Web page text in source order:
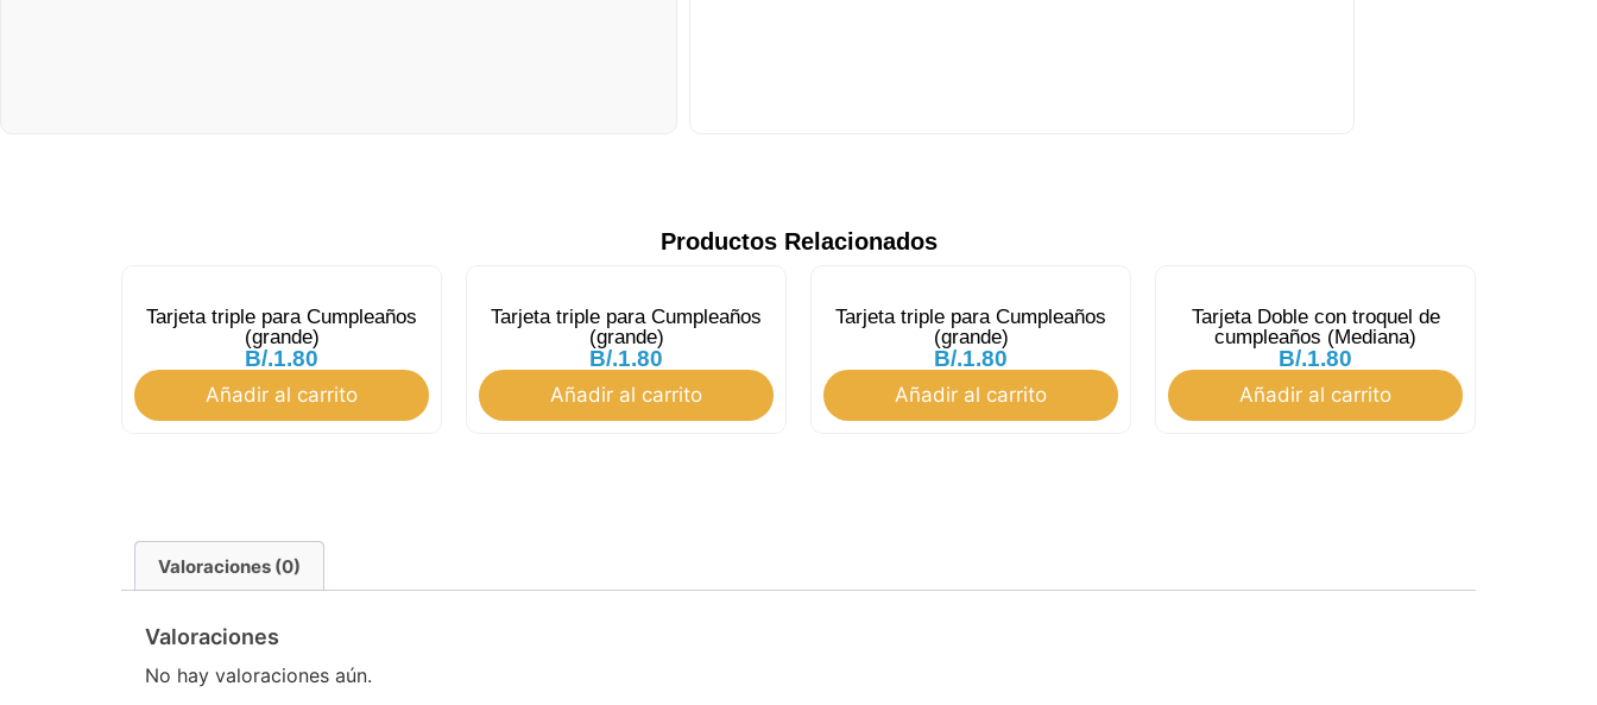
Productos Relacionados
Tarjeta triple para Cumpleaños
(grande)
B/.1.80
Añadir al carrito
Tarjeta triple para Cumpleaños
(grande)
B/.1.80
Añadir al carrito
Tarjeta triple para Cumpleaños
(grande)
B/.1.80
Añadir al carrito
Tarjeta Doble con troquel de
cumpleaños (Mediana)
B/.1.80
Añadir al carrito
Valoraciones (0)
Valoraciones
No hay valoraciones aún.